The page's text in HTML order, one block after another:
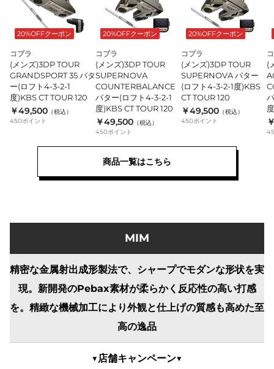
20%OFFクーポン
コブラ
(メンズ)3DP TOUR
GRANDSPORT 35 パタ
ー(ロフト4-3-2-1
度)KBS CT TOUR 120
￥49,500 （税込）
450ポイント
20%OFFクーポン
コブラ
(メンズ)3DP TOUR
SUPERNOVA
COUNTERBALANCE
パター(ロフト4-3-2-1
度)KBS CT TOUR 120
￥49,500 （税込）
450ポイント
20%OFFクーポン
コブラ
(メンズ)3DP TOUR
SUPERNOVA パター
(ロフト4-3-2-1度)KBS
CT TOUR 120
￥49,500 （税込）
450ポイント
(
商品一覧はこちら
MIM
精密な金属射出成形製法で、シャープでモダンな形状を実
現。新開発のPebax素材が柔らかく反応性の高い打感
を。精緻な機械加工により外観と仕上げの質感も高めた至
高の逸品
▼店舗キャンペーン▼